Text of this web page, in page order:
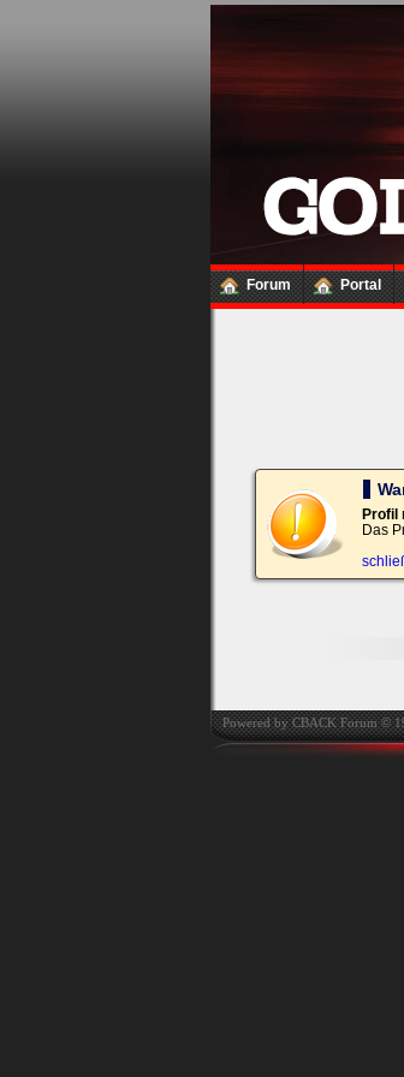
Forum Portal
Profil
Das
Powered by CBACK Forum ©